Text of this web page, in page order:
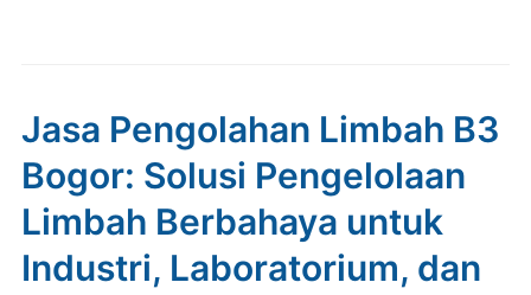
Jasa Pengolahan Limbah B3
Bogor: Solusi Pengelolaan
Limbah Berbahaya untuk
Industri, Laboratorium, dan